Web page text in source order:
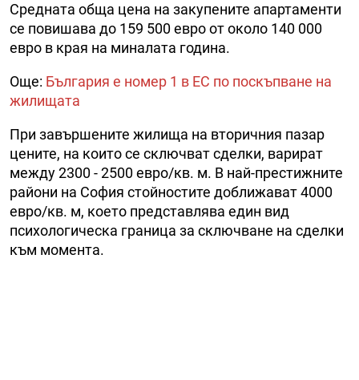
Средната обща цена на закупените апартаменти
се повишава до 159 500 евро от около 140 000
евро в края на миналата година.
Още: България е номер 1 в ЕС по поскъпване на
жилищата
При завършените жилища на вторичния пазар
цените, на които се сключват сделки, варират
между 2300 - 2500 евро/кв. м. В най-престижните
райони на София стойностите доближават 4000
евро/кв. м, което представлява един вид
психологическа граница за сключване на сделки
към момента.